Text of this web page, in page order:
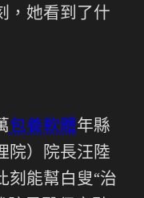
，她看到了什
包養軟體年縣
院）院長汪陸
刻能幫白叟“治